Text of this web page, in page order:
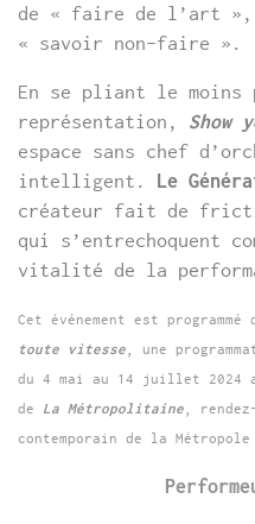
de « faire de l’art »,
« savoir non-faire ».
En se pliant le moins
représentation,
espace sans chef
intelligent.
Le
créateur fait de
qui s’entrechoquent
vitalité de la
Cet événement est
toute vitesse , une
du 4 mai au 14 juillet 2024
de La Métropolitaine ,
contemporain de la